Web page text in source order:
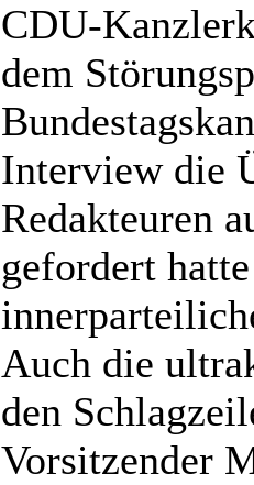
CDU-
dem
Interview die
Redakteuren
gefordert
Auch die
den
Vorsitzender